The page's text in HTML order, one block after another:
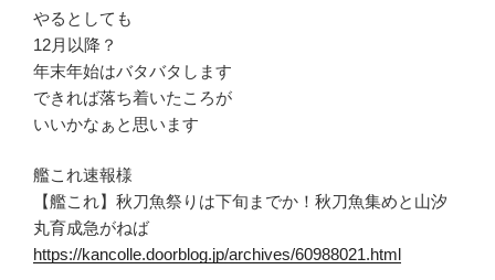
やるとしても
12月以降？
年末年始はバタバタします
できれば落ち着いたころが
いいかなぁと思います
艦これ速報様
【艦これ】秋刀魚祭りは下旬までか！秋刀魚集めと山汐
丸育成急がねば
https://kancolle.doorblog.jp/archives/60988021.html